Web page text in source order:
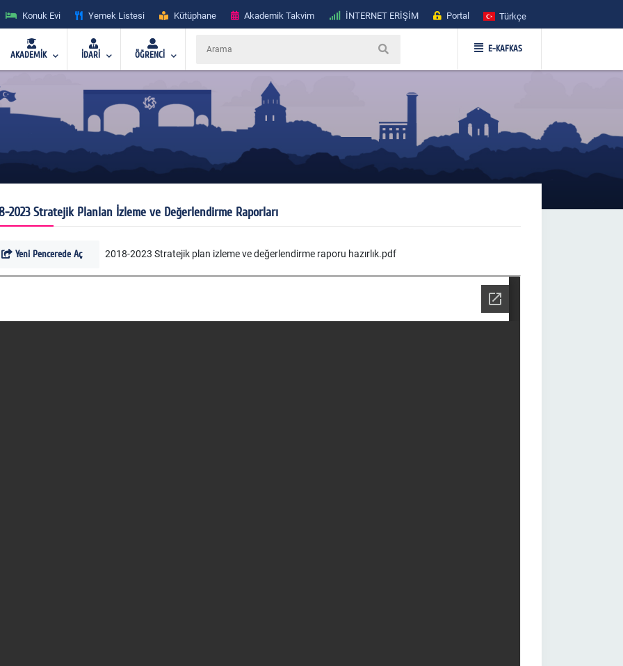
Konuk Evi Yemek Listesi Kütüphane Akademik Takvim İNTERNET ERİŞİM Portal Türkçe
AKADEMİK İDARİ ÖĞRENCİ
E-KAFKAS
2023 Stratejik Planlan İzleme ve Değerlendirme Raporları
Yeni Pencerede Aç 2018-2023 Stratejik plan izleme ve değerlendirme raporu hazırlık.pdf